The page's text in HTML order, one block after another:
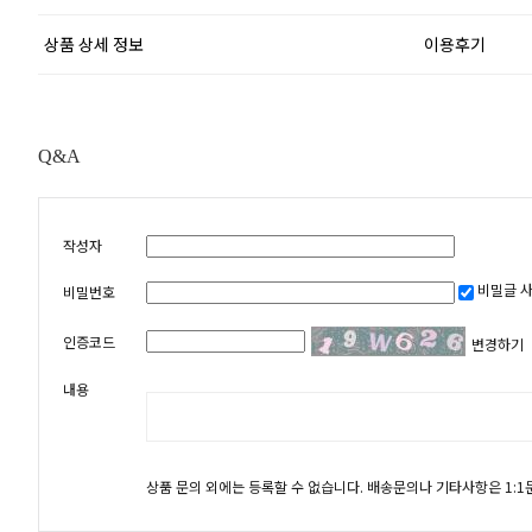
상품 상세 정보 이용후기
Q&A
작성자
비밀번호 비밀글
인증코드 변경하기
내용
상품 문의 외에는 등록할 수 없습니다. 배송문의나 기타사항은 1:1